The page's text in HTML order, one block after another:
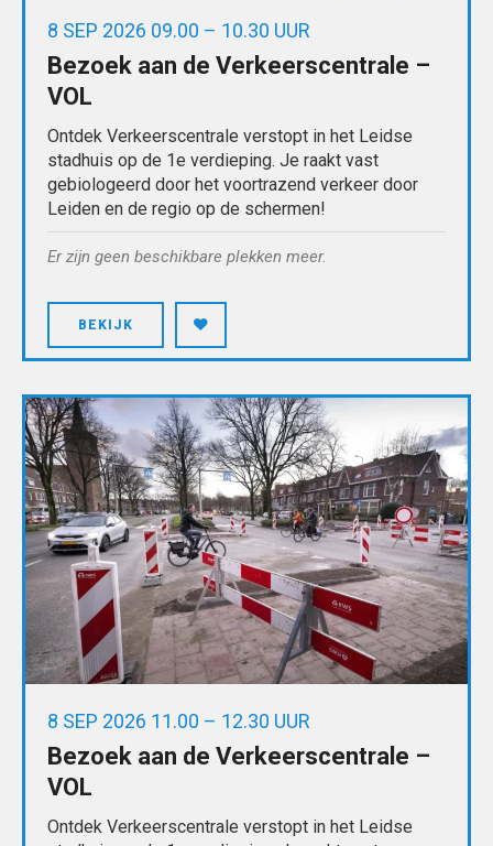
8 SEP 2026 09.00 – 10.30 UUR
Bezoek aan de Verkeerscentrale –
VOL
Ontdek Verkeerscentrale verstopt in het Leidse
stadhuis op de 1e verdieping. Je raakt vast
gebiologeerd door het voortrazend verkeer door
Leiden en de regio op de schermen!
Er zijn geen beschikbare plekken meer.
BEKIJK
8 SEP 2026 11.00 – 12.30 UUR
Bezoek aan de Verkeerscentrale –
VOL
Ontdek Verkeerscentrale verstopt in het Leidse